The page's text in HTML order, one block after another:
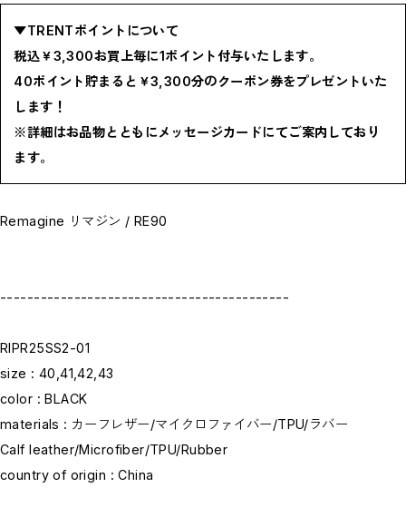
SOX,TIGHTS / ソックス,タイツ
ACCESORY / ピアス,リング,ネックレス
BELT / ベルト
LINGERIE / ブラ,ショーツ
GOODS / スカーフ,フレグランス , 他...
HOME / 照明
【MEN'S】ITEM LIST
OUTER / コート,ブルゾン,ジャケット
BOTTOMS / ボトムス
HAT,CAP / ハット,キャップ
GOODS / ウォレット,バッグ,ベルト,ソックス
HOME / 照明
▼TRENTポイントについて
税込￥3,300お買上毎に1ポイント付与いたします。
40ポイント貯まると￥3,300分のクーポン券をプレゼントいた
します！
※詳細はお品物とともにメッセージカードにてご案内しており
ます。
Remagine リマジン / RE90
-------------------------------------------
RIPR25SS2-01
size : 40,41,42,43
color : BLACK
materials : カーフレザー/マイクロファイバー/TPU/ラバー
Calf leather/Microfiber/TPU/Rubber
country of origin : China